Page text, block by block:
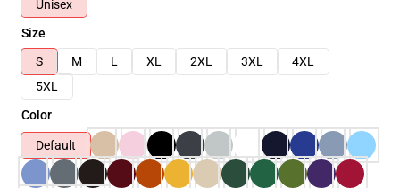
Unisex
Size
S
M L XL 2XL 3XL
4XL
5XL
Color
Default